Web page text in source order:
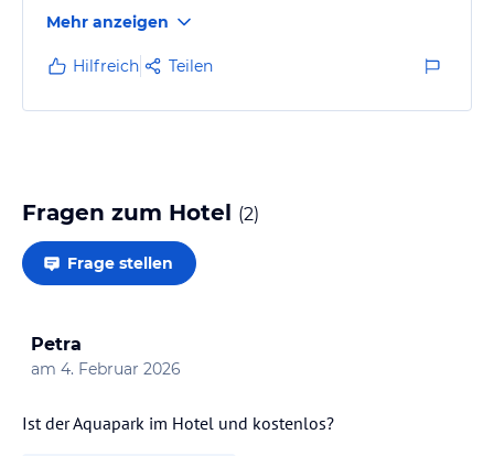
Mehr anzeigen
Hilfreich Teilen
Fragen zum Hotel (2)
Frage stellen
Petra
am 4. Februar 2026
Ist der Aquapark im Hotel und kostenlos?